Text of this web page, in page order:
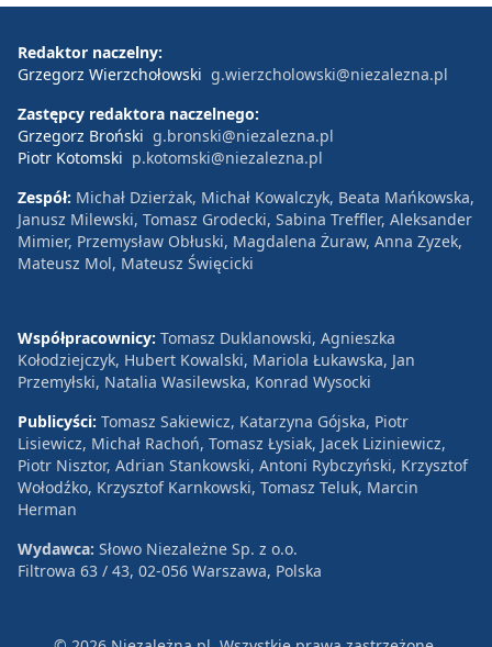
Redaktor naczelny:
Grzegorz Wierzchołowski g.wierzcholowski@niezalezna.pl
Zastępcy redaktora naczelnego:
Grzegorz Broński g.bronski@niezalezna.pl
Piotr Kotomski p.kotomski@niezalezna.pl
Zespół: Michał Dzierżak, Michał Kowalczyk, Beata Mańkowska,
Janusz Milewski, Tomasz Grodecki, Sabina Treffler, Aleksander
Mimier, Przemysław Obłuski, Magdalena Żuraw, Anna Zyzek,
Mateusz Mol, Mateusz Święcicki
Współpracownicy: Tomasz Duklanowski, Agnieszka
Kołodziejczyk, Hubert Kowalski, Mariola Łukawska, Jan
Przemyłski, Natalia Wasilewska, Konrad Wysocki
Publicyści: Tomasz Sakiewicz, Katarzyna Gójska, Piotr
Lisiewicz, Michał Rachoń, Tomasz Łysiak, Jacek Liziniewicz,
Piotr Nisztor, Adrian Stankowski, Antoni Rybczyński, Krzysztof
Wołodźko, Krzysztof Karnkowski, Tomasz Teluk, Marcin
Herman
Wydawca: Słowo Niezależne Sp. z o.o.
Filtrowa 63 / 43, 02-056 Warszawa, Polska